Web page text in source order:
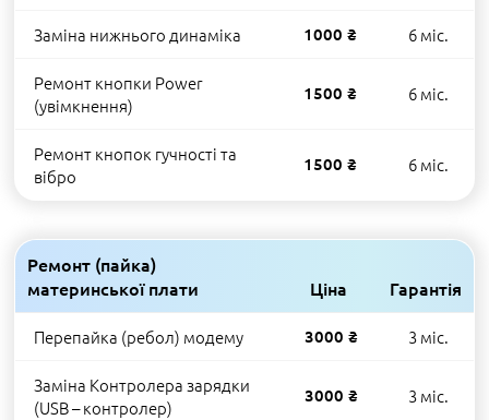
Заміна нижнього динаміка 1000 ₴ 6 міс.
Ремонт кнопки Power
(увімкнення)
1500 ₴ 6 міс.
Ремонт кнопок гучності та
вібро
1500 ₴ 6 міс.
Ремонт (пайка)
материнської плати
Ціна Гарантія
Перепайка (ребол) модему 3000 ₴ 3 міс.
Заміна Контролера зарядки
(USB – контролер)
3000 ₴ 3 міс.